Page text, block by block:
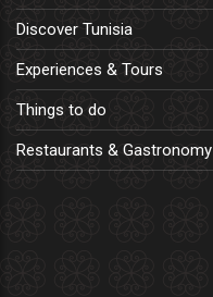
Discover Tunisia
Experiences & Tours
Things to do
Restaurants & Gastronomy